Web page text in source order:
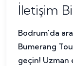
İletişim
Bodrum'da
Bumerang
geçin! Uzman